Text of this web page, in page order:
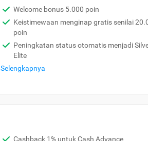
Welcome bonus 5.000 poin
Keistimewaan menginap gratis senilai
poin
Peningkatan status otomatis menjadi
Elite
Selengkapnya
Cashback 1% untuk Cash Advance